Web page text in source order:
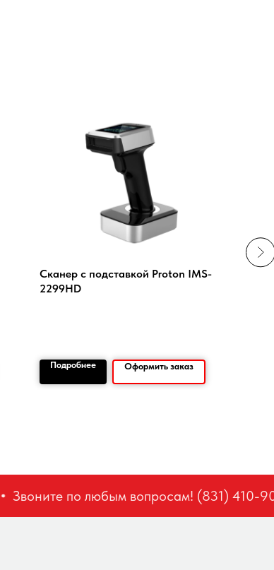
Сканер с подставкой Proton IMS-
2299HD
Подробнее Оформить заказ
Звоните по любым вопросам! (831) 410-